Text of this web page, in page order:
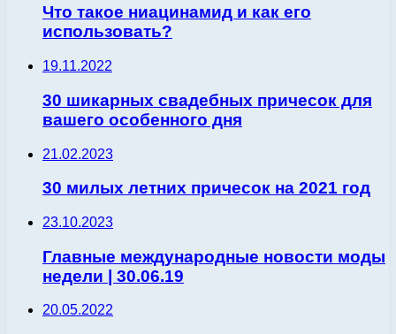
Что такое ниацинамид и как его
использовать?
19.11.2022
30 шикарных свадебных причесок для
вашего особенного дня
21.02.2023
30 милых летних причесок на 2021 год
23.10.2023
Главные международные новости моды
недели | 30.06.19
20.05.2022